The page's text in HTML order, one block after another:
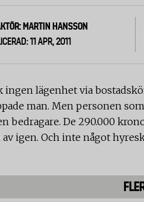
MARTIN HANSSON
11 APR, 2011
ingen lägenhet via
man. Men personen
bedragare. De 290.000
igen. Och inte något